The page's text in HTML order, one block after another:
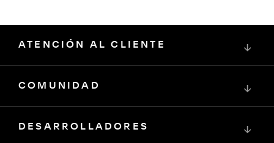
ATENCIÓN AL CLIENTE ↓
COMUNIDAD ↓
DESARROLLADORES ↓